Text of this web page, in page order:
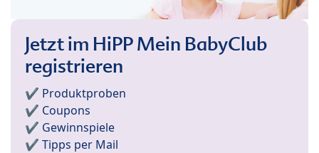
Jetzt im HiPP Mein BabyClub
registrieren
✔️ Produktproben
✔️ Coupons
✔️ Gewinnspiele
✔️ Tipps per Mail